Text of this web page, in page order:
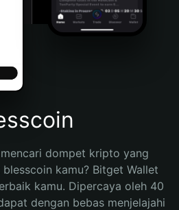
dompet kripto yang
kamu? Bitget Wallet
kamu. Dipercaya oleh 40
dengan bebas menjelajahi